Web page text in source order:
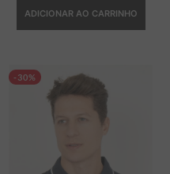
ADICIONAR AO CARRINHO
-30%